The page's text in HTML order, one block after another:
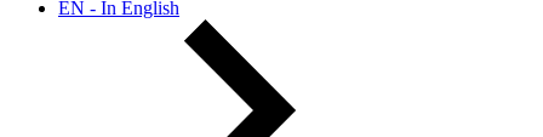
EN - In English